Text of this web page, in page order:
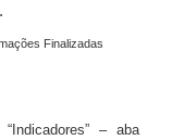
Finalizadas
– aba